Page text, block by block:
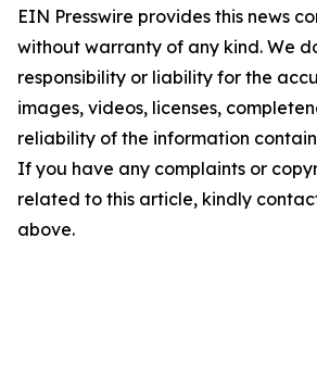
EIN Presswire provides this news
without warranty of any kind. We
responsibility or liability for the
images, videos, licenses,
reliability of the information
If you have any complaints or
related to this article, kindly
above.